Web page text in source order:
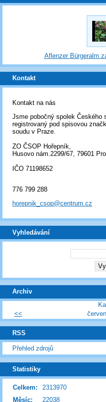
Aflenzer Bürgeralm
Kontakt
Kontakt na nás
Jsme pobočný spolek Českého
registrovaný pod spisovou
soudu v Praze.
ZO ČSOP Hořepník,
Husovo nám.2299/67, 79601
IČO 71198652
776 799 288
horepnik_csop@centrum.cz
Vyhledávání
Archiv
<<
RSS
Přehled zdrojů
Statistiky
Celkem:
2313970
Měsíc:
22038